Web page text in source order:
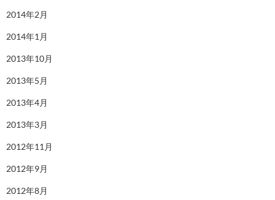
2014年2月
2014年1月
2013年10月
2013年5月
2013年4月
2013年3月
2012年11月
2012年9月
2012年8月